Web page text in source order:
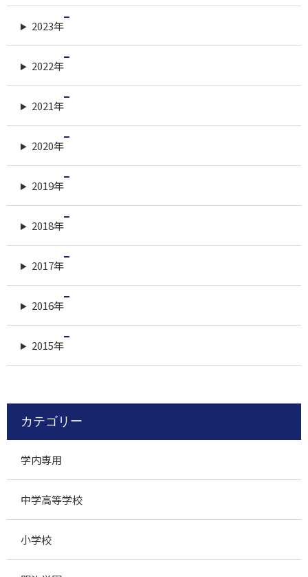
2023年
2022年
2021年
2020年
2019年
2018年
2017年
2016年
2015年
カテゴリー
学内専用
中学高等学校
小学校